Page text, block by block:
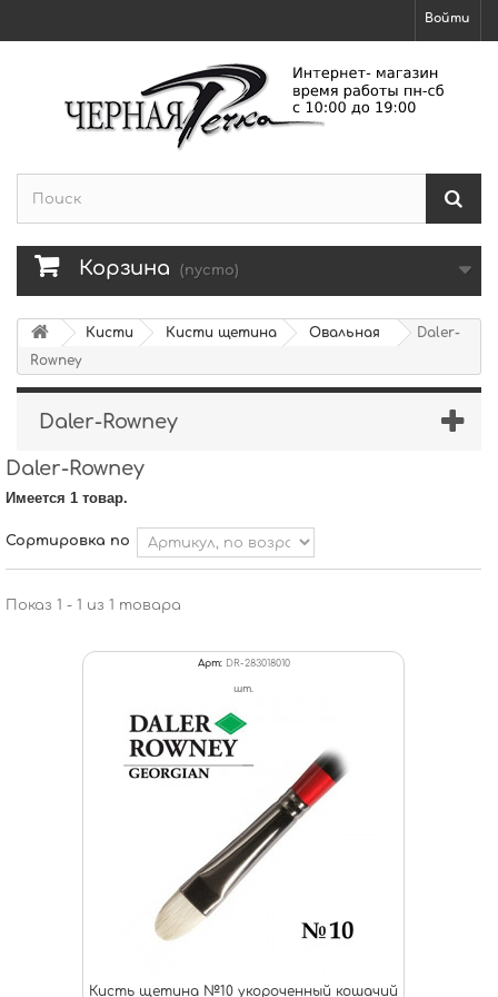
Войти
Корзина (пусто)
Кисти Кисти щетина Овальная
Daler-
Rowney
Daler-Rowney
Daler-Rowney
Имеется 1 товар.
Сортировка по
Показ 1 - 1 из 1 товара
Арт: DR-283018010
шт.
Кисть щетина №10 укороченный кошачий